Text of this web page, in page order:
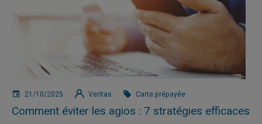
21/10/2025 Veritas Carte prépayée
Comment éviter les agios : 7 stratégies efficaces